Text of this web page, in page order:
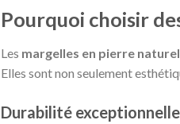
Pourquoi choisir
Les margelles en pierre
Elles sont non seulement
Durabilité exceptionnelle